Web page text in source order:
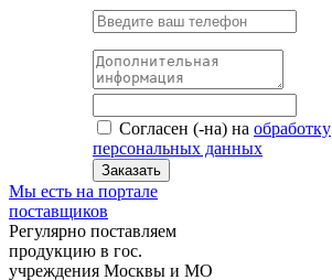
Согласен (-на) на обработку
персональных данных
Заказать
Мы есть на портале
поставщиков
Регулярно поставляем
продукцию в гос.
учреждения Москвы и МО